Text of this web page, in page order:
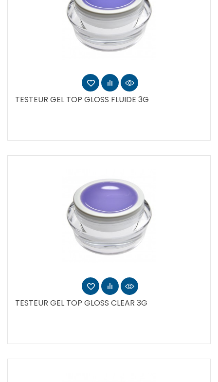
TESTEUR GEL TOP GLOSS FLUIDE 3G
TESTEUR GEL TOP GLOSS CLEAR 3G